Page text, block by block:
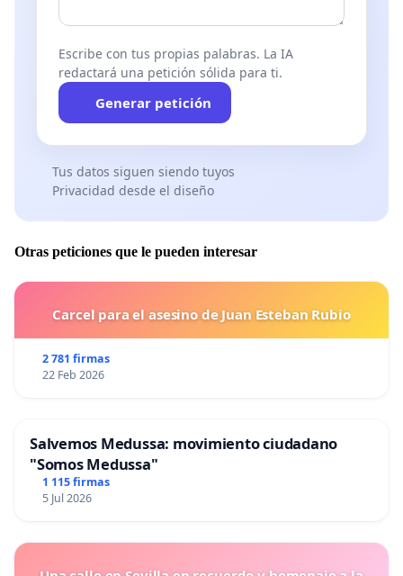
Escribe con tus propias palabras. La IA
redactará una petición sólida para ti.
Generar petición
Tus datos siguen siendo tuyos
Privacidad desde el diseño
Otras peticiones que le pueden interesar
Carcel para el asesino de Juan Esteban Rubio
2 781 firmas
22 Feb 2026
Salvemos Medussa: movimiento ciudadano
"Somos Medussa"
1 115 firmas
5 Jul 2026